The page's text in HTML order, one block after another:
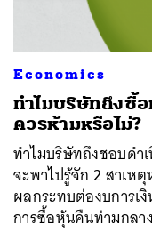
Economics
ทำไมบริษัทถึงซื้
ควรห้ามหรือไม่?
ทำไมบริษัทถึงชอบดำ
จะพาไปรู้จัก 2 สาเ
ผลกระทบต่องบการเ
การซื้อหุ้นคืนท่ามกลา
SHARE